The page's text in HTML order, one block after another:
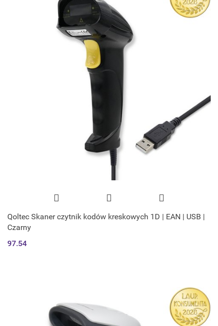
Qoltec Skaner czytnik kodów kreskowych 1D | EAN | USB |
Czarny
97.54